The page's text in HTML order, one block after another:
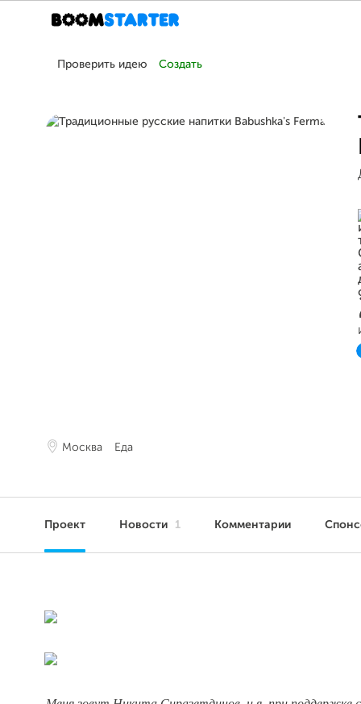
Проверить идею Создать
Москва Еда
Проект Новости 1 Комментарии